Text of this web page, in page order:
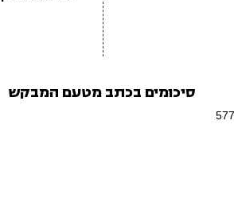
סיכומים בכתב מטעם המבקש